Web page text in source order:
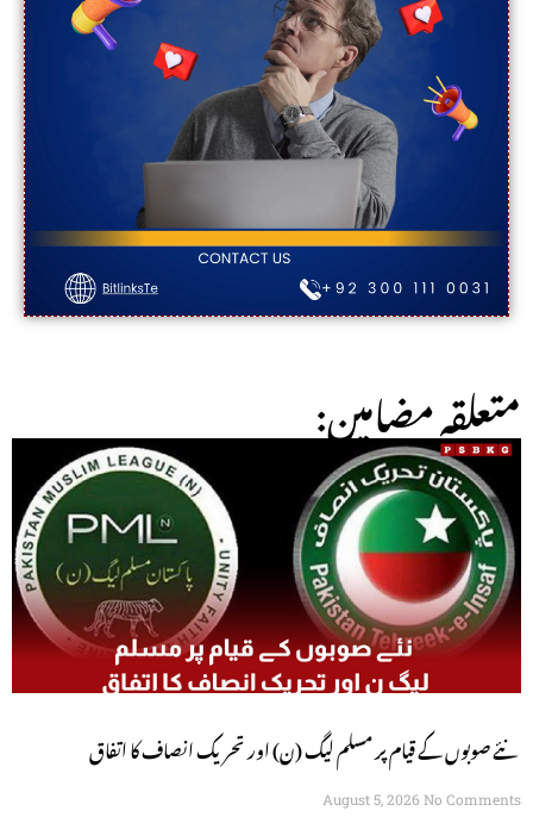
:متعلقہ مضامین
نئے صوبوں کے قیام پر مسلم لیگ (ن) اور تحریک انصاف کا اتفاق
August 5, 2026 No Comments